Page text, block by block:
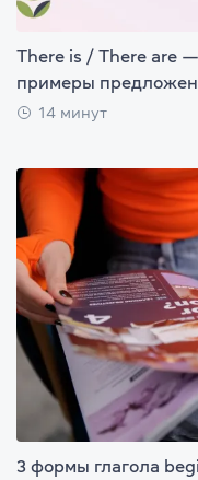
There is / There are
примеры
14 минут
3 формы глагола